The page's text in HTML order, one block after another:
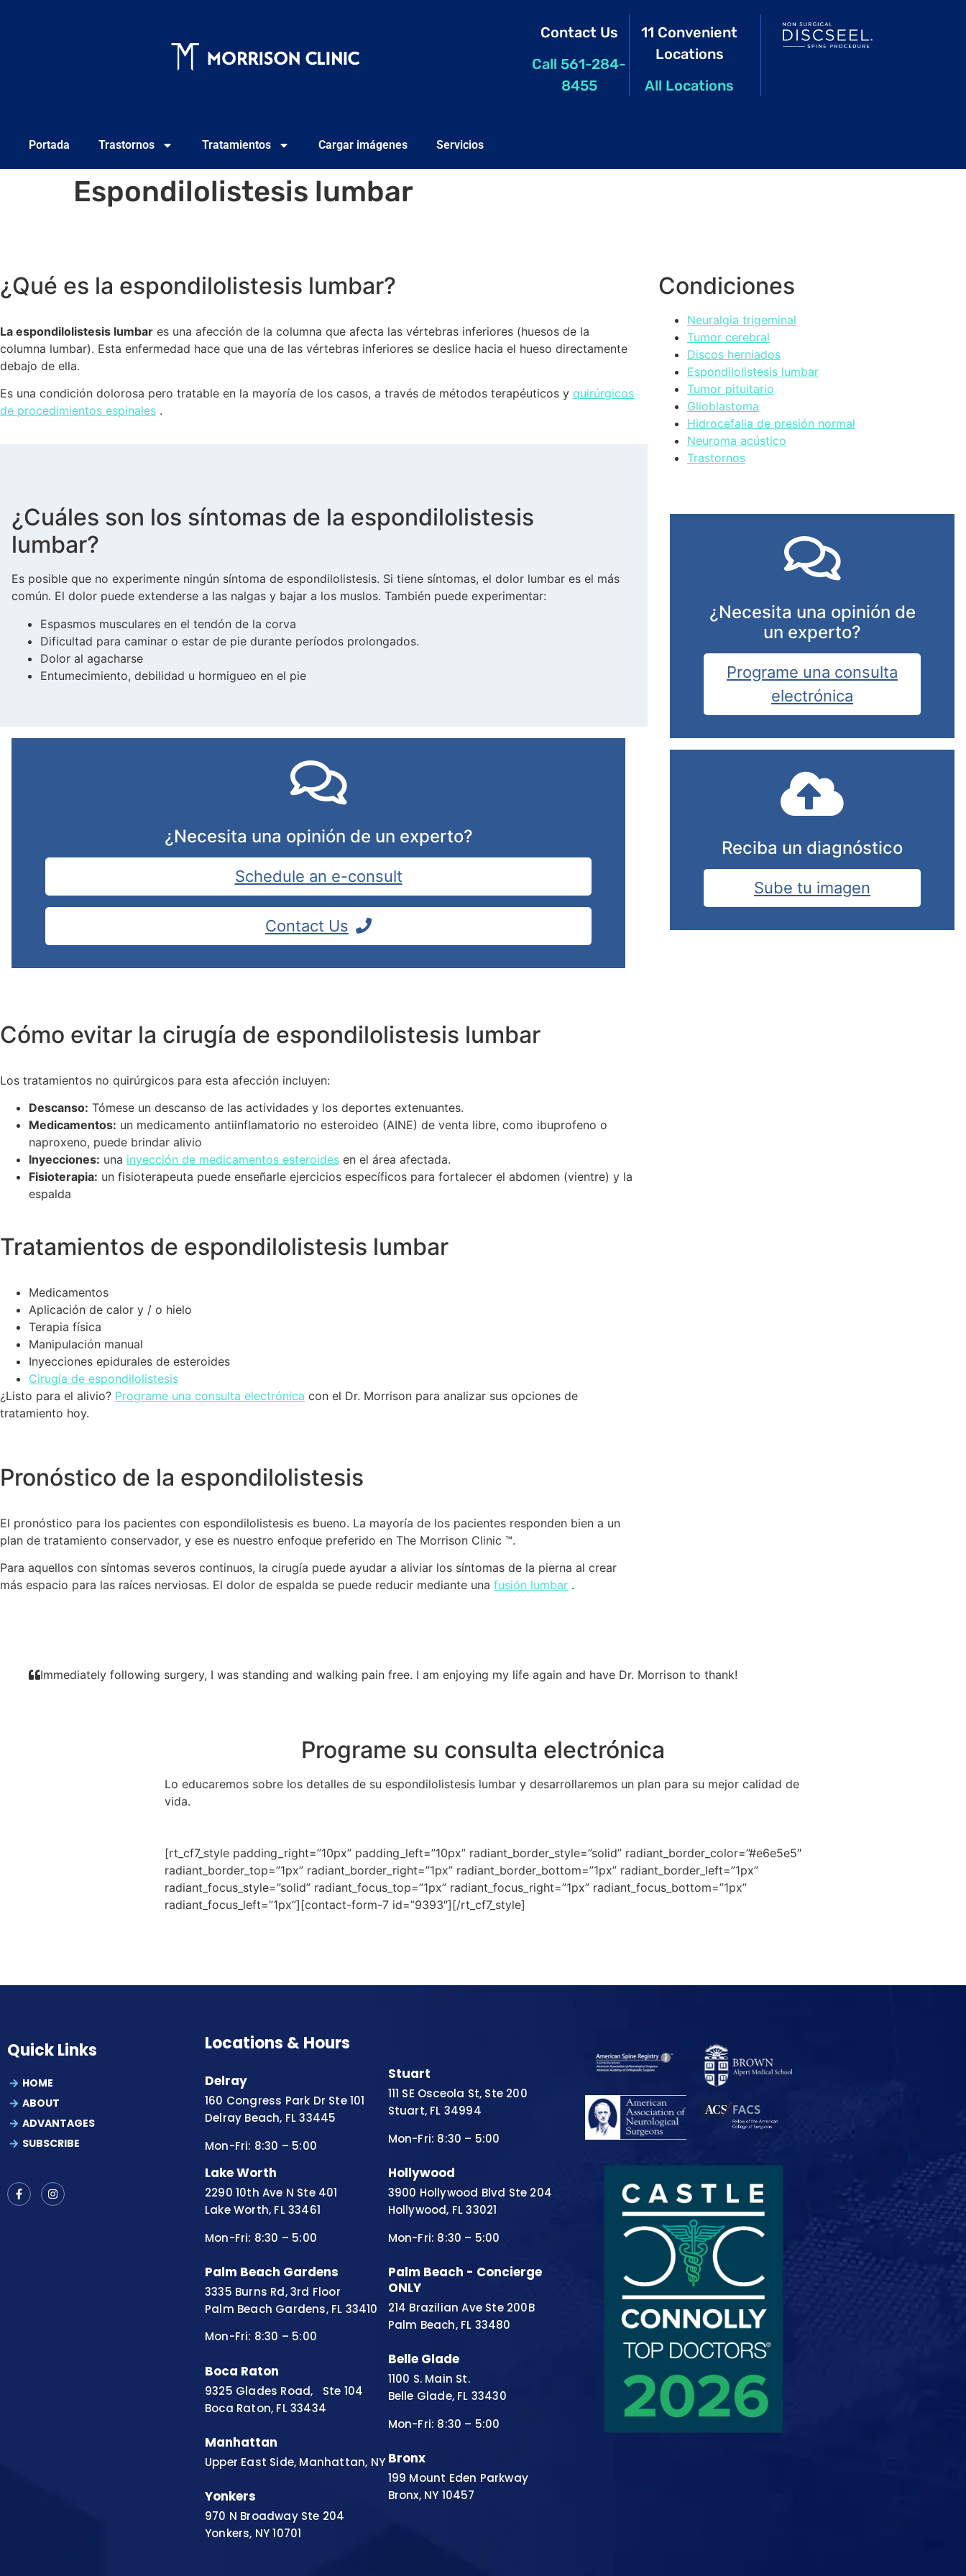
Contact Us
Call 561-284-
8455
11 Convenient
Locations
All Locations
Portada Trastornos Tratamientos Cargar imágenes Servicios
Espondilolistesis lumbar
¿Qué es la espondilolistesis lumbar?
La espondilolistesis lumbar es una afección de la columna que afecta las vértebras inferiores (huesos de la
columna lumbar). Esta enfermedad hace que una de las vértebras inferiores se deslice hacia el hueso directamente
debajo de ella.
Es una condición dolorosa pero tratable en la mayoría de los casos, a través de métodos terapéuticos y quirúrgicos
de procedimientos espinales .
¿Cuáles son los síntomas de la espondilolistesis
lumbar?
Es posible que no experimente ningún síntoma de espondilolistesis. Si tiene síntomas, el dolor lumbar es el más
común. El dolor puede extenderse a las nalgas y bajar a los muslos. También puede experimentar:
Espasmos musculares en el tendón de la corva
Dificultad para caminar o estar de pie durante períodos prolongados.
Dolor al agacharse
Entumecimiento, debilidad u hormigueo en el pie
¿Necesita una opinión de un experto?
Schedule an e-consult
Contact Us
Cómo evitar la cirugía de espondilolistesis lumbar
Los tratamientos no quirúrgicos para esta afección incluyen:
Descanso: Tómese un descanso de las actividades y los deportes extenuantes.
Medicamentos: un medicamento antiinflamatorio no esteroideo (AINE) de venta libre, como ibuprofeno o
naproxeno, puede brindar alivio
Inyecciones: una inyección de medicamentos esteroides en el área afectada.
Fisioterapia: un fisioterapeuta puede enseñarle ejercicios específicos para fortalecer el abdomen (vientre) y la
espalda
Tratamientos de espondilolistesis lumbar
Medicamentos
Aplicación de calor y / o hielo
Terapia física
Manipulación manual
Inyecciones epidurales de esteroides
Cirugía de espondilolistesis
¿Listo para el alivio? Programe una consulta electrónica con el Dr. Morrison para analizar sus opciones de
tratamiento hoy.
Pronóstico de la espondilolistesis
El pronóstico para los pacientes con espondilolistesis es bueno. La mayoría de los pacientes responden bien a un
plan de tratamiento conservador, y ese es nuestro enfoque preferido en The Morrison Clinic ™.
Para aquellos con síntomas severos continuos, la cirugía puede ayudar a aliviar los síntomas de la pierna al crear
más espacio para las raíces nerviosas. El dolor de espalda se puede reducir mediante una fusión lumbar .
Condiciones
Neuralgia trigeminal
Tumor cerebral
Discos herniados
Espondilolistesis lumbar
Tumor pituitario
Glioblastoma
Hidrocefalia de presión normal
Neuroma acústico
Trastornos
¿Necesita una opinión de
un experto?
Programe una consulta
electrónica
Reciba un diagnóstico
Sube tu imagen
Immediately following surgery, I was standing and walking pain free. I am enjoying my life again and have Dr. Morrison to thank!
Programe su consulta electrónica
Lo educaremos sobre los detalles de su espondilolistesis lumbar y desarrollaremos un plan para su mejor calidad de
vida.
[rt_cf7_style padding_right=”10px” padding_left=”10px” radiant_border_style=”solid” radiant_border_color=”#e6e5e5″
radiant_border_top=”1px” radiant_border_right=”1px” radiant_border_bottom=”1px” radiant_border_left=”1px”
radiant_focus_style=”solid” radiant_focus_top=”1px” radiant_focus_right=”1px” radiant_focus_bottom=”1px”
radiant_focus_left=”1px”][contact-form-7 id=”9393″][/rt_cf7_style]
Quick Links
HOME
ABOUT
ADVANTAGES
SUBSCRIBE
Locations & Hours
Delray
160 Congress Park Dr Ste 101
Delray Beach, FL 33445
Mon-Fri: 8:30 – 5:00
Lake Worth
2290 10th Ave N Ste 401
Lake Worth, FL 33461
Mon-Fri: 8:30 – 5:00
Palm Beach Gardens
3335 Burns Rd, 3rd Floor
Palm Beach Gardens, FL 33410
Mon-Fri: 8:30 – 5:00
Boca Raton
9325 Glades Road, Ste 104
Boca Raton, FL 33434
Manhattan
Upper East Side, Manhattan, NY
Yonkers
970 N Broadway Ste 204
Yonkers, NY 10701
Stuart
111 SE Osceola St, Ste 200
Stuart, FL 34994
Mon-Fri: 8:30 – 5:00
Hollywood
3900 Hollywood Blvd Ste 204
Hollywood, FL 33021
Mon-Fri: 8:30 – 5:00
Palm Beach - Concierge
ONLY
214 Brazilian Ave Ste 200B
Palm Beach, FL 33480
Belle Glade
1100 S. Main St.
Belle Glade, FL 33430
Mon-Fri: 8:30 – 5:00
Bronx
199 Mount Eden Parkway
Bronx, NY 10457